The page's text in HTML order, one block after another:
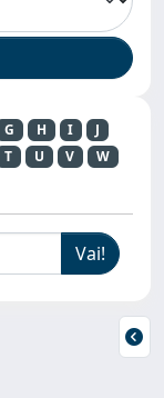
G H I
J
T U V
W